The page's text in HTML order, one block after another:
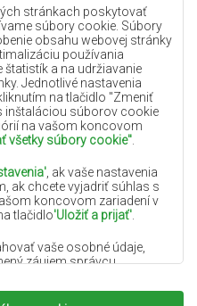
stránkach poskytovať
súbory cookie. Súbory
obsahu webovej stránky
používania
a na udržiavanie
Jednotlivé nastavenia
na tlačidlo "Zmeniť
inštaláciou súborov cookie
na vašom koncovom
všetky súbory cookie"
, ak vaše nastavenia
ak chcete vyjadriť súhlas s
koncovom zariadení v
tlačidlo'Uložiť a prijať'
vaše osobné údaje,
záujem správcu
služieb na našej
koberce
koberce